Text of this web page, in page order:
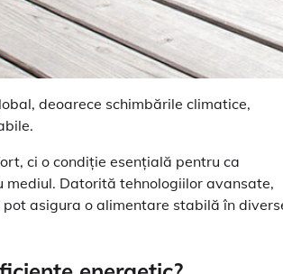
deoarece schimbările climatice,
ci o condiție esențială pentru ca
mediul. Datorită tehnologiilor avansate,
asigura o alimentare stabilă în